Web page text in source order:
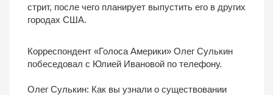
стрит, после чего планирует выпустить его в других
городах США.
Корреспондент «Голоса Америки» Олег Сулькин
побеседовал с Юлией Ивановой по телефону.
Олег Сулькин: Как вы узнали о существовании